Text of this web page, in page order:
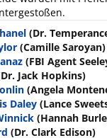
(Dr.
(Camille Saroyan)
(FBI Agent
Jack Hopkins)
(Angela
Daley (Lance
(Hannah
(Dr. Clark Edison)